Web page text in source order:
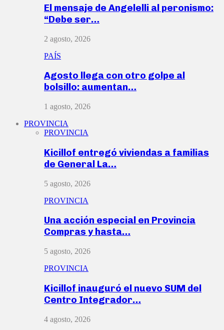
El mensaje de Angelelli al peronismo:
“Debe ser…
2 agosto, 2026
PAÍS
Agosto llega con otro golpe al
bolsillo: aumentan…
1 agosto, 2026
PROVINCIA
PROVINCIA
Kicillof entregó viviendas a familias
de General La…
5 agosto, 2026
PROVINCIA
Una acción especial en Provincia
Compras y hasta…
5 agosto, 2026
PROVINCIA
Kicillof inauguró el nuevo SUM del
Centro Integrador…
4 agosto, 2026